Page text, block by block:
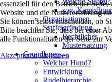
sog.
Organisationen
Staffelgründung
Rechtliches
Mustersatzung
Grundlagen
Welcher Hund?
Entwicklung
Rudelhierarchie
essenziell für den Betrieb der Seite,
Website und die Nutzererfahrung
Sie können selbst entscheiden, ob
Bitte beachten Sie, dass bei einer
alle Funktionalitäten der Seite zur
AkzeptierenAblehnen